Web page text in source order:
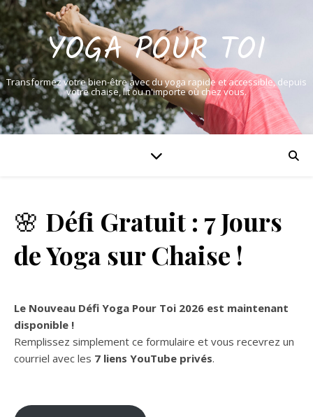
YOGA POUR TOI
Transformez votre bien-être avec du yoga rapide et accessible, depuis
votre chaise, lit ou n'importe où chez vous.
🌸 Défi Gratuit : 7 Jours
de Yoga sur Chaise !
Le Nouveau Défi Yoga Pour Toi 2026 est maintenant
disponible !
Remplissez simplement ce formulaire et vous recevrez un
courriel avec les 7 liens YouTube privés.